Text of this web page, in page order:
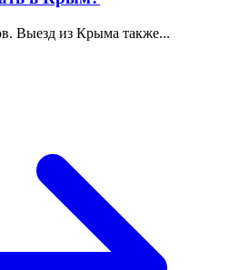
Выезд из Крыма также...